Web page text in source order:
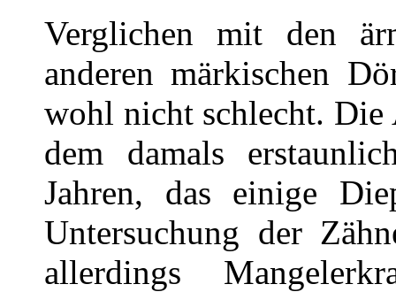
Verglichen mit den
anderen märkischen
wohl nicht schlecht. Die
dem damals
Jahren, das einige
Untersuchung der
allerdings